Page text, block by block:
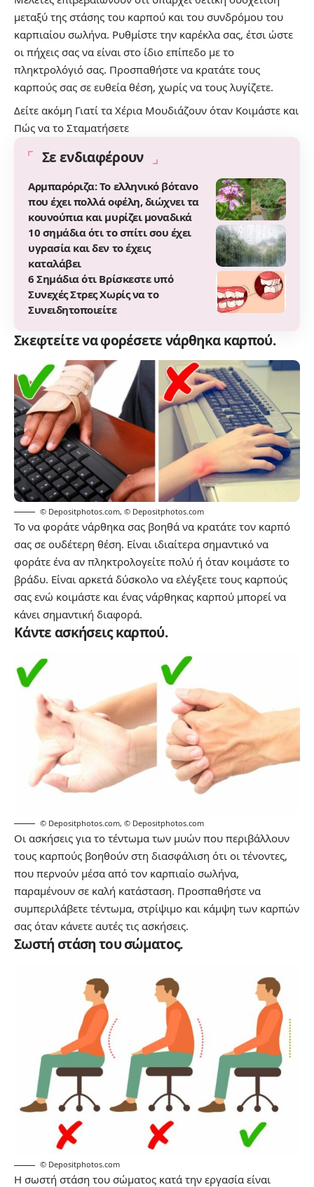
μεταξύ της στάσης του καρπού και του συνδρόμου του
καρπιαίου σωλήνα. Ρυθμίστε την καρέκλα σας, έτσι ώστε
οι πήχεις σας να είναι στο ίδιο επίπεδο με το
πληκτρολόγιό σας. Προσπαθήστε να κρατάτε τους
καρπούς σας σε ευθεία θέση, χωρίς να τους λυγίζετε.
Δείτε ακόμη Γιατί τα Χέρια Μουδιάζουν όταν Κοιμάστε και
Πώς να το Σταματήσετε
Σε ενδιαφέρουν
Αρμπαρόριζα: Το ελληνικό βότανο
που έχει πολλά οφέλη, διώχνει τα
κουνούπια και μυρίζει μοναδικά
10 σημάδια ότι το σπίτι σου έχει
υγρασία και δεν το έχεις
καταλάβει
6 Σημάδια ότι Βρίσκεστε υπό
Συνεχές Στρες Χωρίς να το
Συνειδητοποιείτε
Σκεφτείτε να φορέσετε νάρθηκα καρπού.
© Depositphotos.com, © Depositphotos.com
Το να φοράτε νάρθηκα σας βοηθά να κρατάτε τον καρπό
σας σε ουδέτερη θέση. Είναι ιδιαίτερα σημαντικό να
φοράτε ένα αν πληκτρολογείτε πολύ ή όταν κοιμάστε το
βράδυ. Είναι αρκετά δύσκολο να ελέγξετε τους καρπούς
σας ενώ κοιμάστε και ένας νάρθηκας καρπού μπορεί να
κάνει σημαντική διαφορά.
Κάντε ασκήσεις καρπού.
© Depositphotos.com, © Depositphotos.com
Οι ασκήσεις για το τέντωμα των μυών που περιβάλλουν
τους καρπούς βοηθούν στη διασφάλιση ότι οι τένοντες,
που περνούν μέσα από τον καρπιαίο σωλήνα,
παραμένουν σε καλή κατάσταση. Προσπαθήστε να
συμπεριλάβετε τέντωμα, στρίψιμο και κάμψη των καρπών
σας όταν κάνετε αυτές τις ασκήσεις.
Σωστή στάση του σώματος.
© Depositphotos.com
Η σωστή στάση του σώματος κατά την εργασία είναι